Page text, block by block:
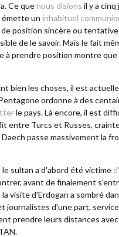
Ce quenous disions il y a
émette un inhabituel
de position sincère ou
de le savoir. Mais le fait
à prendre position montre
bien les choses, il est
ordonne à des
le pays. Là encore, il est
entre Turcs et Russes,
passe massivement la
sultan a d'abord été victime
avant de finalement
visite d'Erdogan a sombré
journalistes d'une part,
prendre leurs distances